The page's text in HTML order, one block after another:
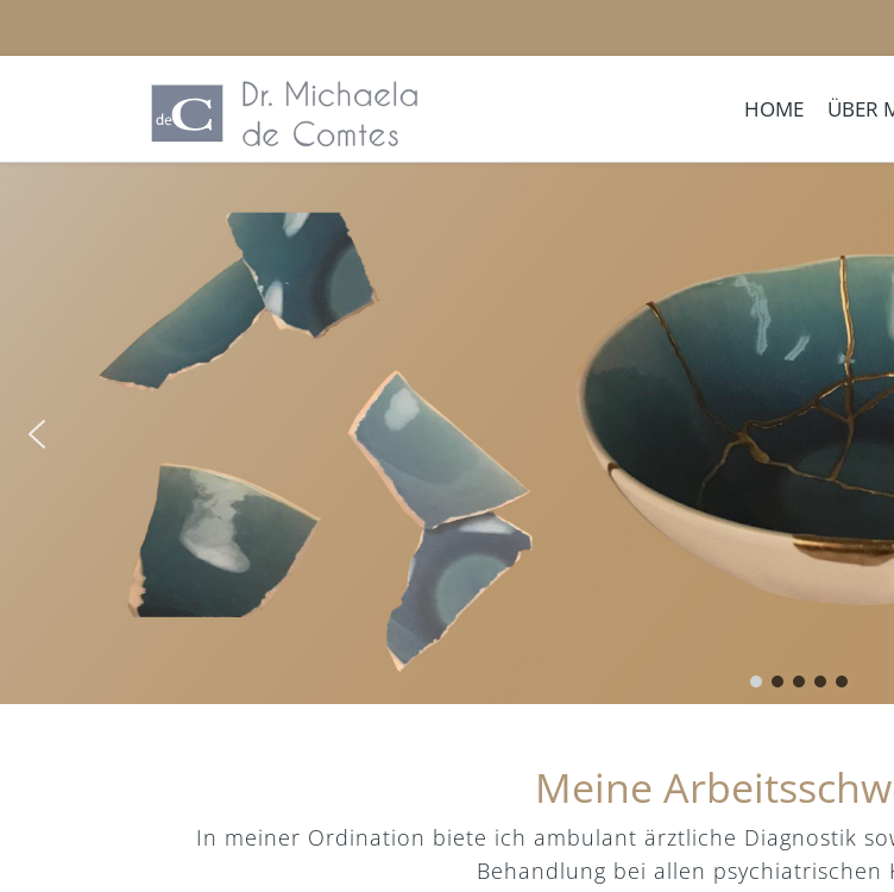
HOME ÜBER
Meine
In meiner Ordination biete ich ambulant ärztliche Diagnostik
Behandlung bei allen psychiatrischen